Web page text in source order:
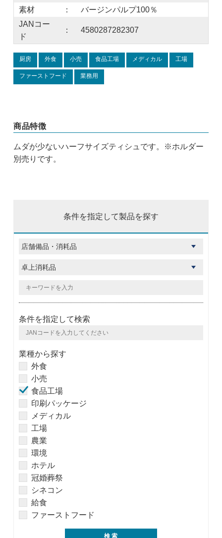
素材 ：
バージンパルプ100％
JANコー
ド
： 4580287282307
厨房 外食 小売 食品工場 メディカル 工場
ファーストフード 業務用
商品特徴
ムダが少ないハーフサイズティシュです。※ホルダー
別売りです。
条件を指定して製品を探す
条件を指定して検索
業種から探す
外食
小売
食品工場
印刷パッケージ
メディカル
工場
農業
環境
ホテル
冠婚葬祭
シネコン
給食
ファーストフード